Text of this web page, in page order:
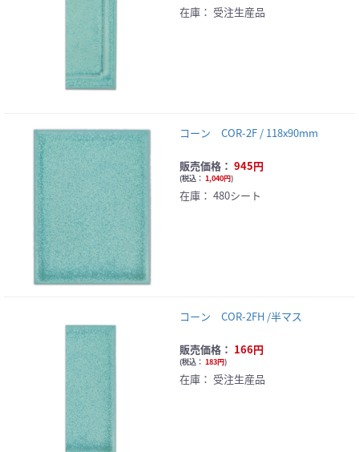
在庫： 受注生産品
コーン COR-2F / 118x90mm
販売価格： 945円
(税込： 1,040円)
在庫： 480シート
コーン COR-2FH /半マス
販売価格： 166円
(税込： 183円)
在庫： 受注生産品